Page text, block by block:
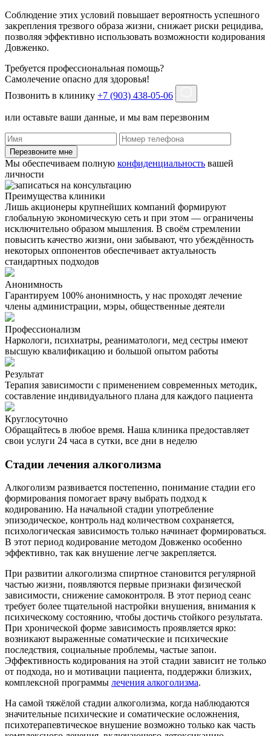
Соблюдение этих условий повышает вероятность успешного
закрепления трезвого образа жизни, снижает риски рецидива,
позволяя эффективно использовать возможности кодирования
Довженко.
Требуется профессиональная помощь?
Самолечение опасно для здоровья!
Позвонить в клинику +7 (903) 438-05-06
или оставьте ваши данные, и мы вам перезвоним
Перезвоните мне
Мы обеспечиваем полную конфиденциальность вашей
личности
Преимущества клиники
Лишь акционеры крупнейших компаний формируют
глобальную экономическую сеть и при этом — ограничены
исключительно образом мышления. В своём стремлении
повысить качество жизни, они забывают, что убеждённость
некоторых оппонентов обеспечивает актуальность
стандартных подходов
Анонимность
Гарантируем 100% анонимность, у нас проходят лечение
члены администрации, мэры, общественные деятели
Профессионализм
Наркологи, психиатры, реаниматологи, мед сестры имеют
высшую квалификацию и большой опытом работы
Результат
Терапия зависимости с применением современных методик,
составление индивидуального плана для каждого пациента
Круглосуточно
Обращайтесь в любое время. Наша клиника предоставляет
свои услуги 24 часа в сутки, все дни в неделю
Стадии лечения алкоголизма
Алкоголизм развивается постепенно, понимание стадии его
формирования помогает врачу выбрать подход к
кодированию. На начальной стадии употребление
эпизодическое, контроль над количеством сохраняется,
психологическая зависимость только начинает формироваться.
В этот период кодирование методом Довженко особенно
эффективно, так как внушение легче закрепляется.
При развитии алкоголизма спиртное становится регулярной
частью жизни, появляются первые признаки физической
зависимости, снижение самоконтроля. В этот период сеанс
требует более тщательной настройки внушения, внимания к
психическому состоянию, чтобы достичь стойкого результата.
При хронической форме зависимость проявляется ярко:
возникают выраженные соматические и психические
последствия, социальные проблемы, частые запои.
Эффективность кодирования на этой стадии зависит не только
от подхода, но и мотивации пациента, поддержки близких,
комплексной программы лечения алкоголизма.
На самой тяжёлой стадии алкоголизма, когда наблюдаются
значительные психические и соматические осложнения,
психотерапевтическое внушение возможно только как часть